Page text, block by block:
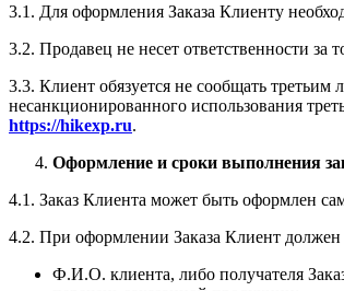
3.1. Для оформления Заказа Клиенту
3.2. Продавец не несет ответственности
3.3. Клиент обязуется не сообщать
несанкционированного использования
https://hikexp.ru.
Оформление и сроки выполнения
4.1. Заказ Клиента может быть оформлен
4.2. При оформлении Заказа Клиент
Ф.И.О. клиента, либо получателя